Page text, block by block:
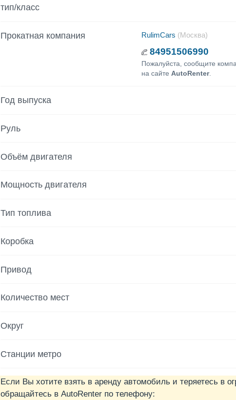
тип/класс
Прокатная компания RulimCars (Москва)
84951506990
Пожалуйста, сообщите
на сайтеAutoRenter.
Год выпуска
Руль
Объём двигателя
Мощность двигателя
Тип топлива
Коробка
Привод
Количество мест
Округ
Станции метро
Если Вы хотите взять в аренду автомобиль и теряетесь в
обращайтесь в AutoRenter по телефону: